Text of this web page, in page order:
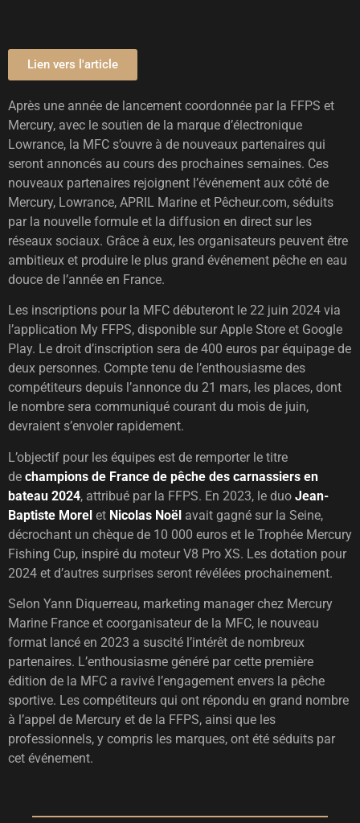
Lien vers l'article
Après une année de lancement coordonnée par la FFPS et
Mercury, avec le soutien de la marque d’électronique
Lowrance, la MFC s’ouvre à de nouveaux partenaires qui
seront annoncés au cours des prochaines semaines. Ces
nouveaux partenaires rejoignent l’événement aux côté de
Mercury, Lowrance, APRIL Marine et Pêcheur.com, séduits
par la nouvelle formule et la diffusion en direct sur les
réseaux sociaux. Grâce à eux, les organisateurs peuvent être
ambitieux et produire le plus grand événement pêche en eau
douce de l’année en France.
Les inscriptions pour la MFC débuteront le 22 juin 2024 via
l’application My FFPS, disponible sur Apple Store et Google
Play. Le droit d’inscription sera de 400 euros par équipage de
deux personnes. Compte tenu de l’enthousiasme des
compétiteurs depuis l’annonce du 21 mars, les places, dont
le nombre sera communiqué courant du mois de juin,
devraient s’envoler rapidement.
L’objectif pour les équipes est de remporter le titre
de champions de France de pêche des carnassiers en
bateau 2024, attribué par la FFPS. En 2023, le duo Jean-
Baptiste Morel et Nicolas Noël avait gagné sur la Seine,
décrochant un chèque de 10 000 euros et le Trophée Mercury
Fishing Cup, inspiré du moteur V8 Pro XS. Les dotation pour
2024 et d’autres surprises seront révélées prochainement.
Selon Yann Diquerreau, marketing manager chez Mercury
Marine France et coorganisateur de la MFC, le nouveau
format lancé en 2023 a suscité l’intérêt de nombreux
partenaires. L’enthousiasme généré par cette première
édition de la MFC a ravivé l’engagement envers la pêche
sportive. Les compétiteurs qui ont répondu en grand nombre
à l’appel de Mercury et de la FFPS, ainsi que les
professionnels, y compris les marques, ont été séduits par
cet événement.